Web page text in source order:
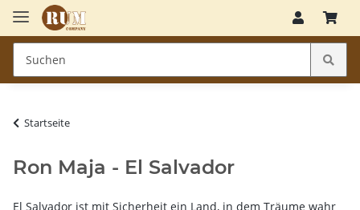
Startseite
Ron Maja - El Salvador
El Salvador ist mit Sicherheit ein Land, in dem Träume wahr